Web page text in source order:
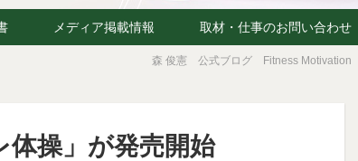
メディア掲載情報 取材・仕事のお問い合わせ
森 俊憲 公式ブログ Fitness Motivation
体操」が発売開始